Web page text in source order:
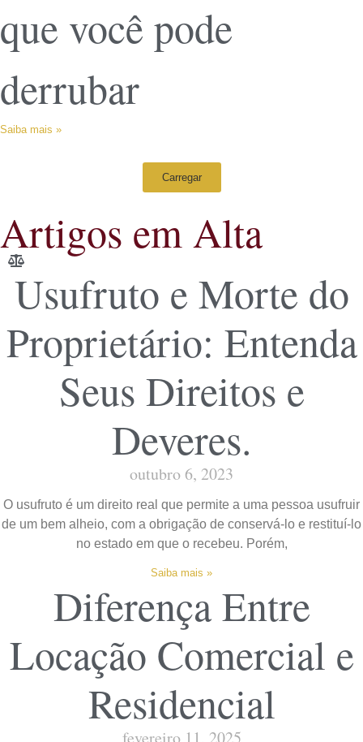
que você pode
derrubar
Saiba mais »
Carregar
Artigos em Alta
Usufruto e Morte do
Proprietário: Entenda
Seus Direitos e
Deveres.
outubro 6, 2023
O usufruto é um direito real que permite a uma pessoa usufruir
de um bem alheio, com a obrigação de conservá-lo e restituí-lo
no estado em que o recebeu. Porém,
Saiba mais »
Diferença Entre
Locação Comercial e
Residencial
fevereiro 11, 2025